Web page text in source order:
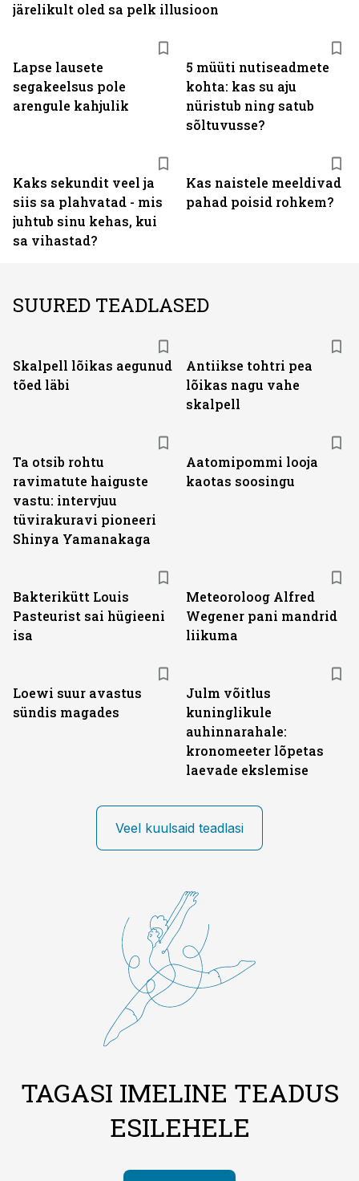
Lapse lausete
segakeelsus pole
arengule kahjulik
5 müüti nutiseadmete
kohta: kas su aju
nüristub ning satub
sõltuvusse?
Kaks sekundit veel ja
siis sa plahvatad - mis
juhtub sinu kehas, kui
sa vihastad?
Kas naistele meeldivad
pahad poisid rohkem?
järelikult oled sa pelk illusioon
SUURED TEADLASED
Skalpell lõikas aegunud
tõed läbi
Antiikse tohtri pea
lõikas nagu vahe
skalpell
Ta otsib rohtu
ravimatute haiguste
vastu: intervjuu
tüvirakuravi pioneeri
Shinya Yamanakaga
Aatomipommi looja
kaotas soosingu
Bakterikütt Louis
Pasteurist sai hügieeni
isa
Meteoroloog Alfred
Wegener pani mandrid
liikuma
Loewi suur avastus
sündis magades
Julm võitlus
kuninglikule
auhinnarahale:
kronomeeter lõpetas
laevade ekslemise
Veel kuulsaid teadlasi
TAGASI IMELINE TEADUS
ESILEHELE